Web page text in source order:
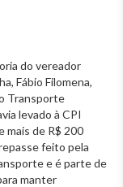
do vereador
Fábio Filomena,
Transporte
levado à CPI
mais de R$ 200
feito pela
e é parte de
manter